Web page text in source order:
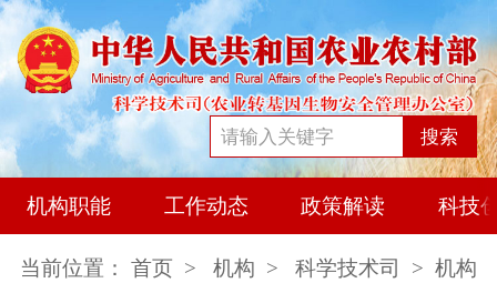
搜索
机构职能 工作动态 政策解读 科技
当前位置： 首页 > 机构 > 科学技术司
> 机构